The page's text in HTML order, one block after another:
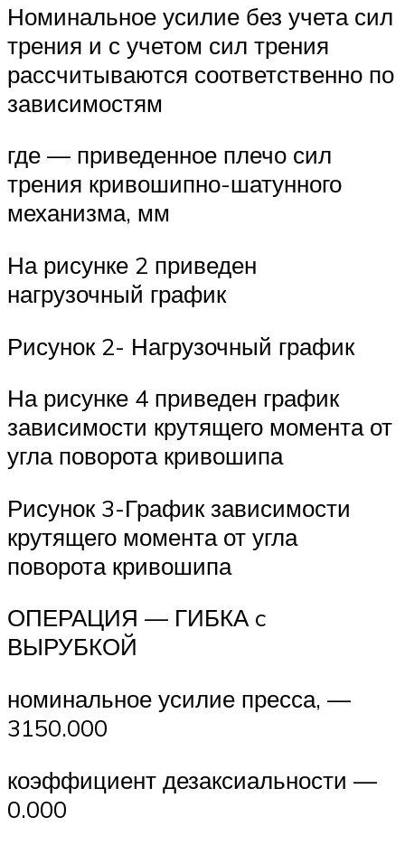
Номинальное усилие без учета сил
трения и с учетом сил трения
рассчитываются соответственно по
зависимостям
где — приведенное плечо сил
трения кривошипно-шатунного
механизма, мм
На рисунке 2 приведен
нагрузочный график
Рисунок 2- Нагрузочный график
На рисунке 4 приведен график
зависимости крутящего момента от
угла поворота кривошипа
Рисунок 3-График зависимости
крутящего момента от угла
поворота кривошипа
ОПЕРАЦИЯ — ГИБКА c
ВЫРУБКОЙ
номинальное усилие пресса, —
3150.000
коэффициент дезаксиальности —
0.000